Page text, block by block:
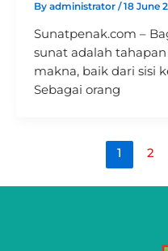
By administrator /18 June
Sunatpenak.com –
sunat adalah
makna, baik dari sisi
Sebagai orang
1 2